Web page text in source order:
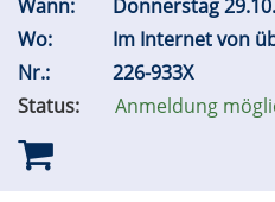
Wann:
Donnerstag
Wo:
Im Internet von
Nr.:
226-933X
Status:
Anmeldung